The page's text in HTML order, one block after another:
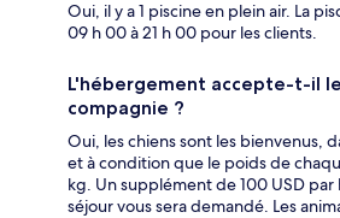
Oui, il y a 1 piscine en plein air. La
09 h 00 à 21 h 00 pour les clients.
L'hébergement accepte-t-il
compagnie ?
Oui, les chiens sont les bienvenus,
et à condition que le poids de
kg. Un supplément de 100 USD
séjour vous sera demandé. Les